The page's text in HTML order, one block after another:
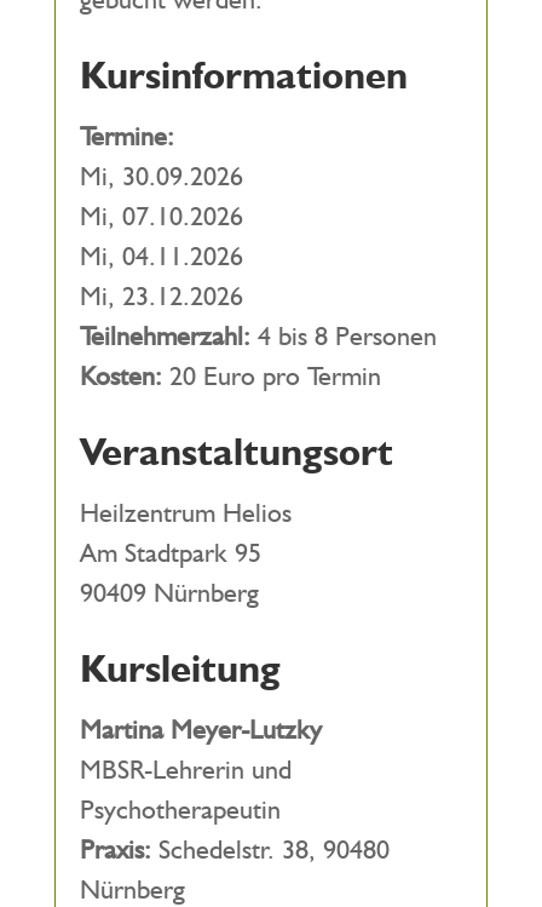
Kursinformationen
Termine:
Mi, 30.09.2026
Mi, 07.10.2026
Mi, 04.11.2026
Mi, 23.12.2026
Teilnehmerzahl: 4 bis 8 Personen
Kosten: 20 Euro pro Termin
Veranstaltungsort
Heilzentrum Helios
Am Stadtpark 95
90409 Nürnberg
Kursleitung
Martina Meyer-Lutzky
MBSR-Lehrerin und
Psychotherapeutin
Praxis: Schedelstr. 38, 90480
Nürnberg